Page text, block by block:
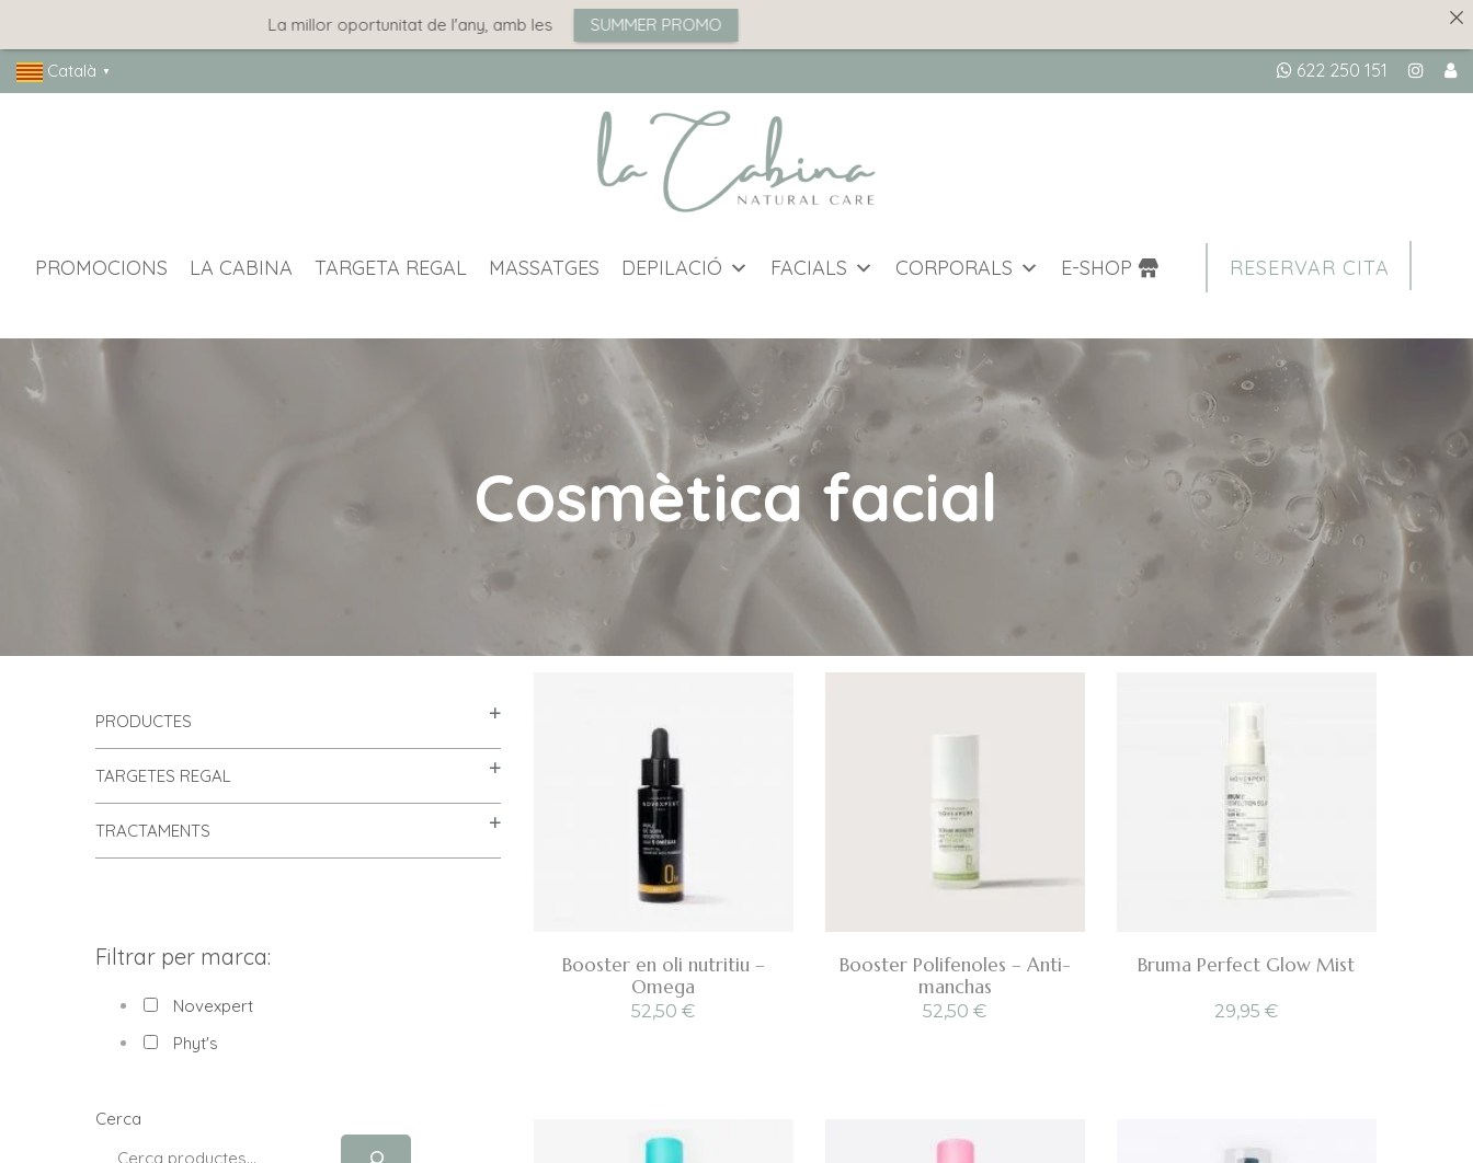
Català ▼ 622 250 151
PROMOCIONS LA CABINA TARGETA REGAL MASSATGES DEPILACIÓ FACIALS CORPORALS E-SHOP RESERVAR CITA
Cosmètica facial
PRODUCTES
TARGETES REGAL
TRACTAMENTS
Filtrar per marca:
Novexpert
Phyt's
Cerca
Booster en oli nutritiu –
Omega
52,50 €
Booster Polifenoles – Anti-
manchas
52,50 €
Bruma Perfect Glow Mist
29,95 €
La millor oportunitat de l'any, amb les SUMMER PROMO